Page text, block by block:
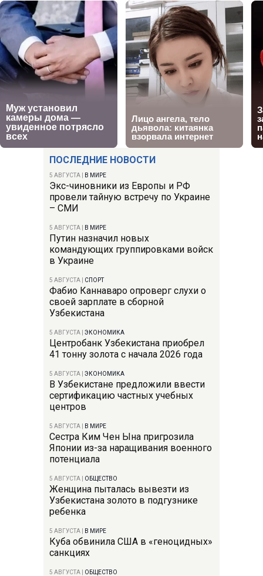
ПОСЛЕДНИЕ НОВОСТИ
5 АВГУСТА В МИРЕ
Экс-чиновники из Европы и РФ
провели тайную встречу по Украине
– СМИ
5 АВГУСТА В МИРЕ
Путин назначил новых
командующих группировками войск
в Украине
5 АВГУСТА СПОРТ
Фабио Каннаваро опроверг слухи о
своей зарплате в сборной
Узбекистана
5 АВГУСТА ЭКОНОМИКА
Центробанк Узбекистана приобрел
41 тонну золота с начала 2026 года
5 АВГУСТА ЭКОНОМИКА
В Узбекистане предложили ввести
сертификацию частных учебных
центров
5 АВГУСТА В МИРЕ
Сестра Ким Чен Ына пригрозила
Японии из-за наращивания военного
потенциала
5 АВГУСТА ОБЩЕСТВО
Женщина пыталась вывезти из
Узбекистана золото в подгузнике
ребенка
5 АВГУСТА В МИРЕ
Куба обвинила США в «геноцидных»
санкциях
5 АВГУСТА ОБЩЕСТВО